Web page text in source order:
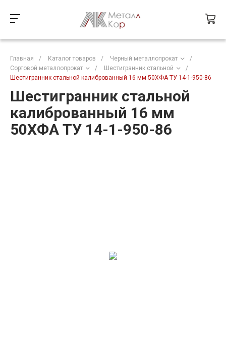
Главная / Каталог товаров / Черный металлопрокат
/
Сортовой металлопрокат
/ Шестигранник стальной
/
Шестигранник стальной калиброванный 16 мм 50ХФА ТУ 14-1-950-86
Шестигранник стальной
калиброванный 16 мм
50ХФА ТУ 14-1-950-86